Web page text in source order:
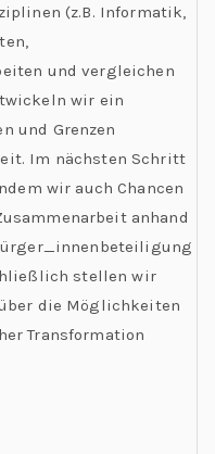
(z.B. Informatik,
und vergleichen
wir ein
und Grenzen
Im nächsten Schritt
wir auch Chancen
anhand
stellen wir
die Möglichkeiten
Transformation